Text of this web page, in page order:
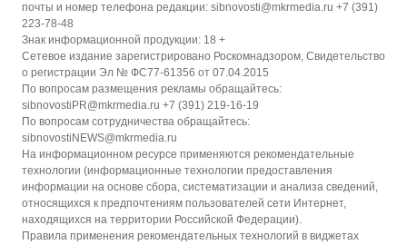
почты и номер телефона редакции: sibnovosti@mkrmedia.ru +7 (391)
223-78-48
Знак информационной продукции: 18 +
Сетевое издание зарегистрировано Роскомнадзором, Свидетельство
о регистрации Эл № ФС77-61356 от 07.04.2015
По вопросам размещения рекламы обращайтесь:
sibnovostiPR@mkrmedia.ru +7 (391) 219-16-19
По вопросам сотрудничества обращайтесь:
sibnovostiNEWS@mkrmedia.ru
На информационном ресурсе применяются рекомендательные
технологии (информационные технологии предоставления
информации на основе сбора, систематизации и анализа сведений,
относящихся к предпочтениям пользователей сети Интернет,
находящихся на территории Российской Федерации).
Правила применения рекомендательных технологий в виджетах